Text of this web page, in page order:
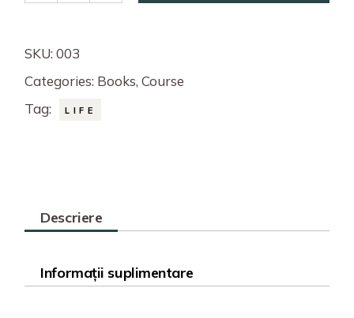
SKU: 003
Categories: Books,Course
Tag:
LIFE
Descriere
Informații suplimentare